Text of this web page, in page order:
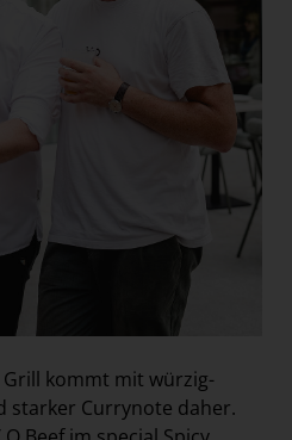
Grill kommt mit würzig-
starker Currynote daher.